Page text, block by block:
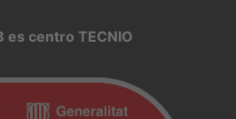
es centro TECNIO